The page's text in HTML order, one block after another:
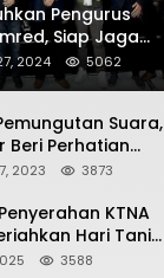
Pengurus
Siap Jaga
Daring di
2024 5062
Suara,
Beri Perhatian
Disabilitas
2023 3873
KTNA
Hari Tani
Kukar3588